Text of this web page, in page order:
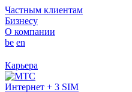
Частным клиентам
Бизнесу
О компании
be en
Карьера
Интернет + 3 SIM